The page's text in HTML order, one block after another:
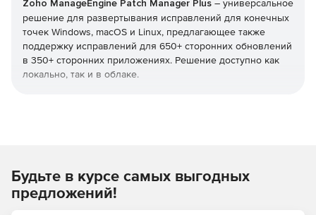
Zoho ManageEngine Patch Manager Plus – универсальное
решение для развертывания исправлений для конечных
точек Windows, macOS и Linux, предлагающее также
поддержку исправлений для 650+ сторонних обновлений
в 350+ сторонних приложениях. Решение доступно как
локально, так и в облаке.
Тестовое задание
Возможность тестировать исправления перед
Будьте в курсе самых выгодных
предложений!